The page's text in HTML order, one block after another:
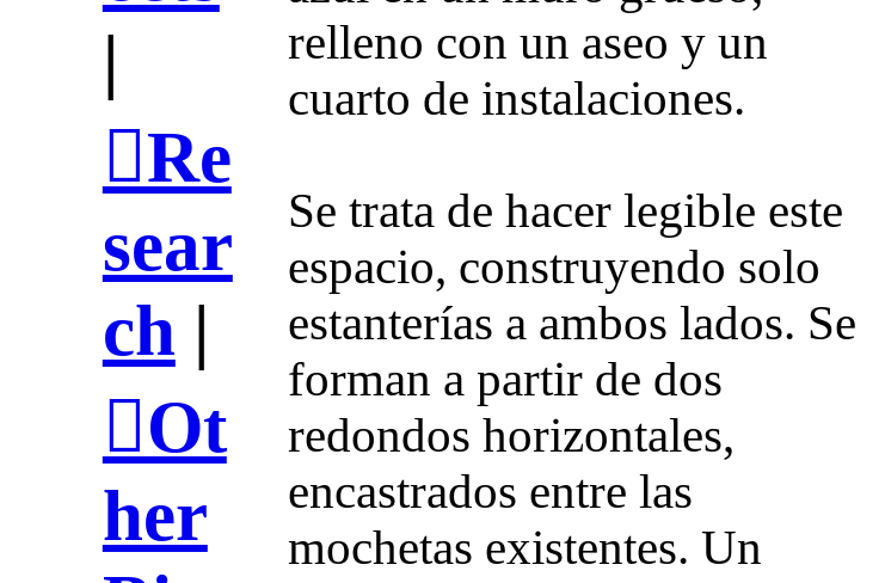
|
︎Re
sear
ch |
︎Ot
her
relleno con un aseo y un
cuarto de instalaciones.
Se trata de hacer legible este
espacio, construyendo solo
estanterías a ambos lados. Se
forman a partir de dos
redondos horizontales,
encastrados entre las
mochetas existentes. Un